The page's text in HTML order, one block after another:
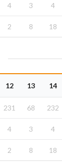
4 3 4
2 8 18
12 13 14
231 68 232
4 3 4
2 8 18